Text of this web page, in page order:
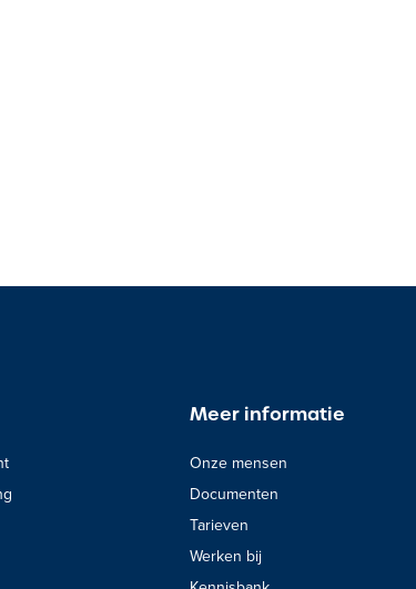
Meer informatie
Onze mensen
Documenten
Tarieven
Werken bij